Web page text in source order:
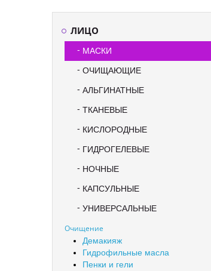
ЛИЦО
МАСКИ
ОЧИЩАЮЩИЕ
АЛЬГИНАТНЫЕ
ТКАНЕВЫЕ
КИСЛОРОДНЫЕ
ГИДРОГЕЛЕВЫЕ
НОЧНЫЕ
КАПСУЛЬНЫЕ
УНИВЕРСАЛЬНЫЕ
Очищение
Демакияж
Гидрофильные масла
Пенки и гели